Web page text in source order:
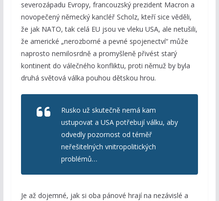
severozápadu Evropy, francouzský prezident Macron a
novopečený německý kancléř Scholz, kteří sice věděli,
že jak NATO, tak celá EU jsou ve vleku USA, ale netušili,
že americké „nerozborné a pevné spojenectví“ může
naprosto nemilosrdně a promyšleně přivést starý
kontinent do válečného konfliktu, proti němuž by byla
druhá světová válka pouhou dětskou hrou.
Rusko už skutečně nemá kam
ustupovat a USA potřebují válku, aby
odvedly pozornost od téměř
neřešitelných vnitropolitických
problémů…
Je až dojemné, jak si oba pánové hrají na nezávislé a